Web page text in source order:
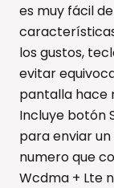
es muy fácil
los gustos,
evitar
pantalla hace
Incluye botón
para enviar
numero que
Wcdma + Lte